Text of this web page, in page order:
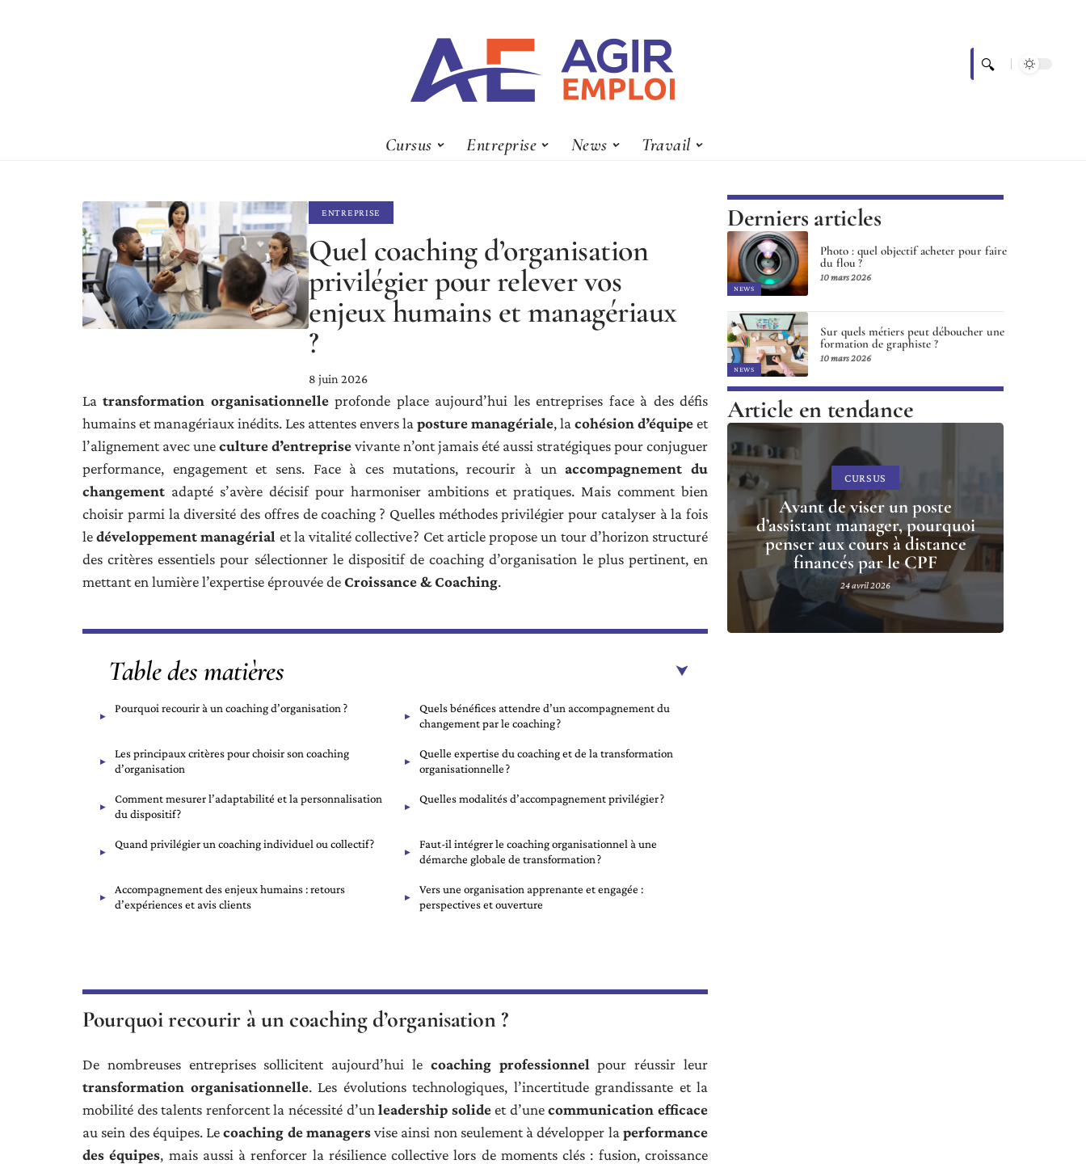
Cursus Entreprise News Travail
ENTREPRISE
Quel coaching d’organisation
privilégier pour relever vos
enjeux humains et managériaux
?
8 juin 2026
Latransformation organisationnelleprofonde place aujourd’hui les entreprises face à des défis
humains et managériaux inédits. Les attentes envers la posture managériale, la cohésion d’équipeet
l’alignement avec uneculture d’entreprisevivante n’ont jamais été aussi stratégiques pour conjuguer
performance, engagement et sens. Face à ces mutations, recourir à unaccompagnement du
changement adapté s’avère décisif pour harmoniser ambitions et pratiques. Mais comment bien
choisir parmi la diversité des offres de coaching ? Quelles méthodes privilégier pour catalyser à la fois
ledéveloppement managérial et la vitalité collective ? Cet article propose un tour d’horizon structuré
des critères essentiels pour sélectionner le dispositif de coaching d’organisation le plus pertinent, en
mettant en lumière l’expertise éprouvée deCroissance & Coaching.
Table des matières
Pourquoi recourir à un coaching d’organisation ?
Quels bénéfices attendre d’un accompagnement du
changement par le coaching ?
Les principaux critères pour choisir son coaching
d’organisation
Quelle expertise du coaching et de la transformation
organisationnelle ?
Comment mesurer l’adaptabilité et la personnalisation
du dispositif ?
Quelles modalités d’accompagnement privilégier ?
Quand privilégier un coaching individuel ou collectif ?
Faut-il intégrer le coaching organisationnel à une
démarche globale de transformation ?
Accompagnement des enjeux humains : retours
d’expériences et avis clients
Vers une organisation apprenante et engagée :
perspectives et ouverture
Pourquoi recourir à un coaching d’organisation ?
De nombreuses entreprises sollicitent aujourd’hui le coaching professionnel pour réussir leur
transformation organisationnelle. Les évolutions technologiques, l’incertitude grandissante et la
mobilité des talents renforcent la nécessité d’unleadership solideet d’unecommunication efficace
au sein des équipes. Lecoaching de managersvise ainsi non seulement à développer laperformance
des équipes, mais aussi à renforcer la résilience collective lors de moments clés : fusion, croissance
Derniers articles
NEWS
Photo : quel objectif acheter pour faire
du flou ?
10 mars 2026
NEWS
Sur quels métiers peut déboucher une
formation de graphiste ?
10 mars 2026
Article en tendance
CURSUS
Avant de viser un poste
d’assistant manager, pourquoi
penser aux cours à distance
financés par le CPF
24 avril 2026